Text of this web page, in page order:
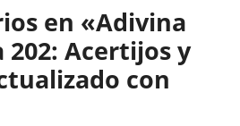
en «Adivina
Acertijos y
con